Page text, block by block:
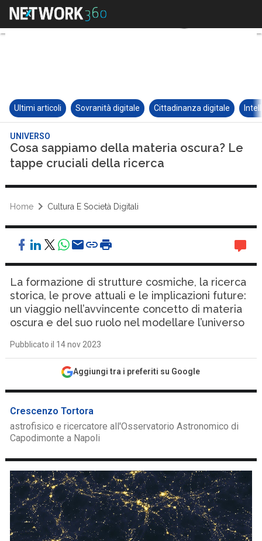
Ultimi articoli Sovranità digitale Cittadinanza digitale
UNIVERSO
Cosa sappiamo della materia oscura? Le
tappe cruciali della ricerca
Home Cultura E Società Digitali
La formazione di strutture cosmiche, la ricerca
storica, le prove attuali e le implicazioni future:
un viaggio nell’avvincente concetto di materia
oscura e del suo ruolo nel modellare l’universo
Pubblicato il 14 nov 2023
Aggiungi tra i preferiti su Google
Crescenzo Tortora
astrofisico e ricercatore all'Osservatorio Astronomico di
Capodimonte a Napoli